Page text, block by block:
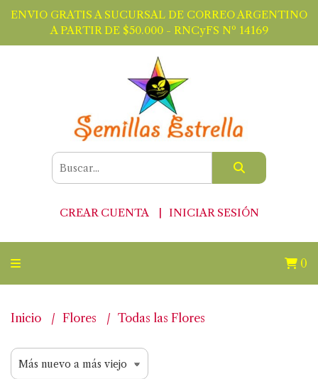
ENVIO GRATIS A SUCURSAL DE CORREO ARGENTINO
A PARTIR DE $50.000 - RNCyFS Nº 14169
CREAR CUENTA INICIAR SESIÓN
0
Inicio Flores Todas las Flores